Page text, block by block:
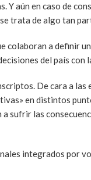
Y aún en caso de
trata de algo tan
colaboran a definir
del país con
De cara a
en distintos
sufrir las
integrados por